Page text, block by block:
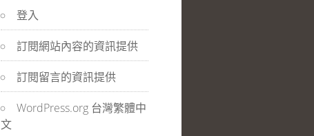
登入
訂閱網站內容的資訊提供
訂閱留言的資訊提供
WordPress.org 台灣繁體中
文